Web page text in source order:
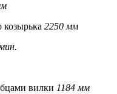
козырька 2250 мм
вилки 1184 мм